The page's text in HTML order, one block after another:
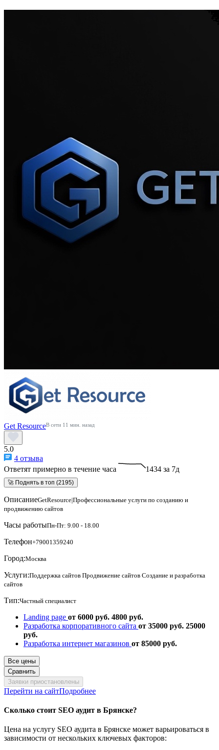
Get ResourceВ сети 11 мин. назад
5.0
4 отзыва
Ответят примерно в течение часа
1434 за 7д
🚀 Поднять в топ (2195)
ОписаниеGetResource|Профессиональные услуги по созданию и
продвижению сайтов
Часы работыПн-Пт: 9.00 - 18.00
Телефон+79001359240
Город:Москва
Услуги:Поддержка сайтов Продвижение сайтов Создание и разработка
сайтов
Тип:Частный специалист
Landing page от 6000 руб. 4800 руб.
Разработка корпоративного сайта от 35000 руб. 25000
руб.
Разработка интернет магазинов от 85000 руб.
Все цены
Сравнить
Заявки приостановлены
Перейти на сайтПодробнее
Сколько стоит SEO аудит в Брянске?
Цена на услугу SEO аудита в Брянске может варьироваться в
зависимости от нескольких ключевых факторов: